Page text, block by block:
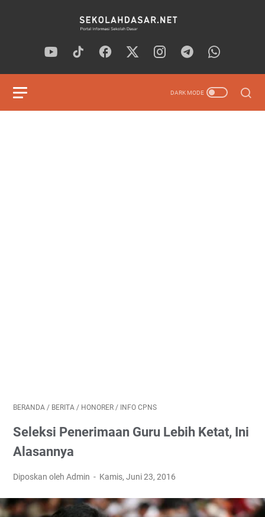
BERANDA / BERITA / HONORER / INFO CPNS
Seleksi Penerimaan Guru Lebih Ketat, Ini
Alasannya
Diposkan oleh Admin Kamis, Juni 23, 2016